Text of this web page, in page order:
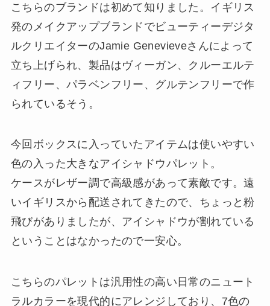
こちらのブランドは初めて知りました。イギリス
発のメイクアップブランドでビューティーデジタ
ルクリエイターのJamie Genevieveさんによって
立ち上げられ、製品はヴィーガン、クルーエルテ
ィフリー、パラベンフリー、グルテンフリーで作
られているそう。
今回ボックスに入っていたアイテムは使いやすい
色の入った大きなアイシャドウパレット。
ケースがレザー調で高級感があって素敵です。遠
いイギリスから配送されてきたので、ちょっと粉
飛びがありましたが、アイシャドウが割れている
ということはなかったので一安心。
こちらのパレットは汎用性の高い日常のニュート
ラルカラーを現代的にアレンジしており、7色の